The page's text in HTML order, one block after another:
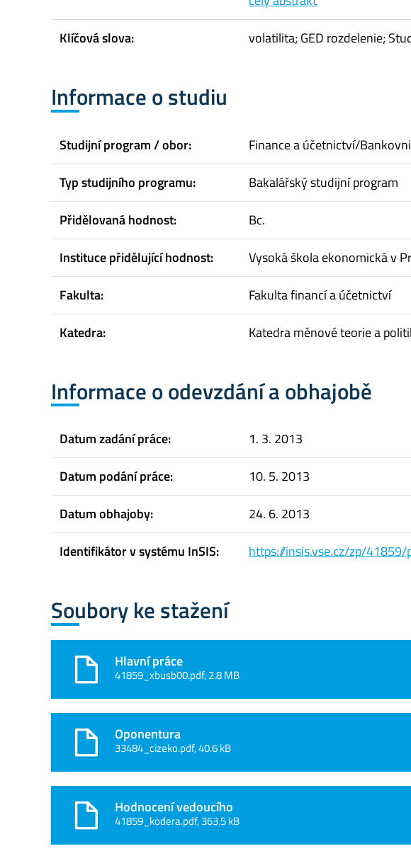
Klíčová slova:
volatilita; GED rozdelenie;
Informace o studiu
Studijní program / obor:
Finance a účetnictví/
Typ studijního programu:
Bakalářský studijní program
Přidělovaná hodnost:
Bc.
Instituce přidělující hodnost:
Vysoká škola ekonomická v
Fakulta:
Fakulta financí a účetnictví
Katedra:
Katedra měnové teorie a
Informace o odevzdání a obhajobě
Datum zadání práce:
1. 3. 2013
Datum podání práce:
10. 5. 2013
Datum obhajoby:
24. 6. 2013
Identifikátor v systému InSIS:
https://insis.vse.cz/zp/
Soubory ke stažení
Hlavní práce
41859_xbusb00.pdf, 2.8 MB
Oponentura
33484_cizeko.pdf, 40.6 kB
Hodnocení vedoucího
41859_kodera.pdf, 363.5 kB